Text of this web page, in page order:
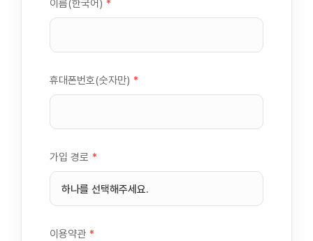
이름(한국어) *
휴대폰번호(숫자만) *
가입 경로 *
이용약관 *